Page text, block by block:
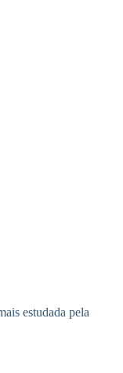
estudada pela